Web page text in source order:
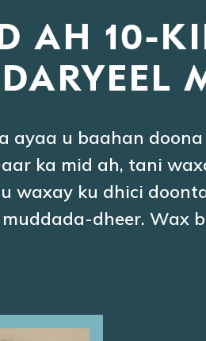
AH 10-
ayaa u baahan
ka mid ah, tani
waxay ku dhici
dheer. Wax